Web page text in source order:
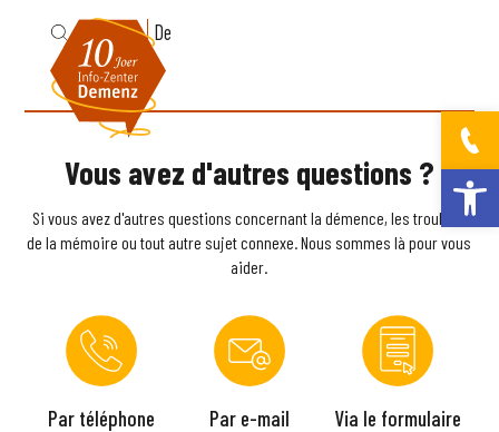
Ouvrir la
Fr De
Vous avez d'autres questions ?
Si vous avez d'autres questions concernant la démence, les troubles
de la mémoire ou tout autre sujet connexe. Nous sommes là pour vous
aider.
Par téléphone Par e-mail Via le formulaire